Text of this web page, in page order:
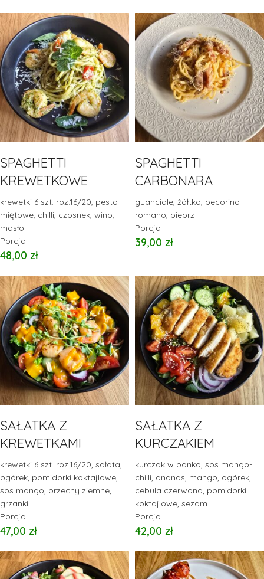
SPAGHETTI
KREWETKOWE
krewetki 6 szt. roz.16/20, pesto
miętowe, chilli, czosnek, wino,
masło
Porcja
48,00 zł
SPAGHETTI
CARBONARA
guanciale, żółtko, pecorino
romano, pieprz
Porcja
39,00 zł
SAŁATKA Z
KREWETKAMI
krewetki 6 szt. roz.16/20, sałata,
ogórek, pomidorki koktajlowe,
sos mango, orzechy ziemne,
grzanki
Porcja
47,00 zł
SAŁATKA Z
KURCZAKIEM
kurczak w panko, sos mango-
chilli, ananas, mango, ogórek,
cebula czerwona, pomidorki
koktajlowe, sezam
Porcja
42,00 zł